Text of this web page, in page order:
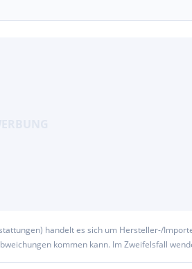
handelt es sich um Hersteller-/
kommen kann. Im Zweifelsfall